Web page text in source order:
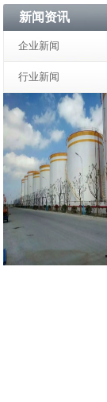
新闻资讯
企业新闻
行业新闻